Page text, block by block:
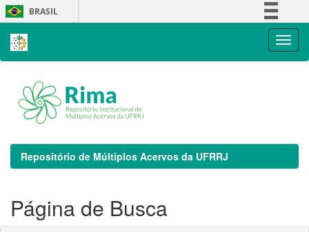
Skip
navigation
BRASIL
Repositório de Múltiplos Acervos da UFRRJ
Página de Busca